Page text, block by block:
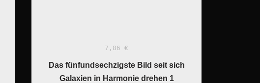
7,86 €
Das fünfundsechzigste Bild seit sich
Galaxien in Harmonie drehen 1